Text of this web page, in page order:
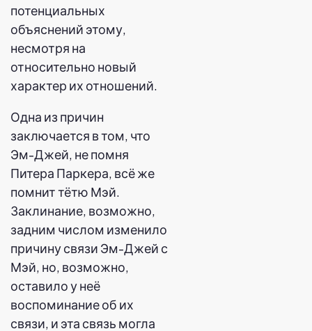
потенциальных
объяснений этому,
несмотря на
относительно новый
характер их отношений.
Одна из причин
заключается в том, что
Эм-Джей, не помня
Питера Паркера, всё же
помнит тётю Мэй.
Заклинание, возможно,
задним числом изменило
причину связи Эм-Джей с
Мэй, но, возможно,
оставило у неё
воспоминание об их
связи, и эта связь могла